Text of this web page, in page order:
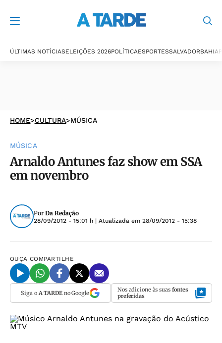
ÚLTIMAS NOTÍCIASELEIÇÕES 2026POLÍTICAESPORTESSALVADORBAHIA
HOME>CULTURA>MÚSICA
MÚSICA
Arnaldo Antunes faz show em SSA
em novembro
Por Da Redação
28/09/2012 - 15:01 h | Atualizada em 28/09/2012 - 15:38
OUÇA COMPARTILHE
Siga o A TARDEno Google Nos adicione às suas fontes
preferidas